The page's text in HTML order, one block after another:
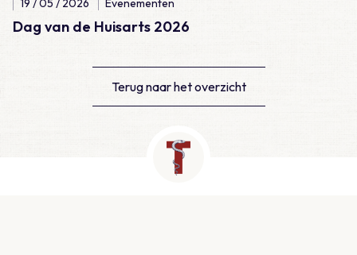
Dag van de Huisarts 2026
19 / 05 / 2026 Evenementen
Terug naar het overzicht